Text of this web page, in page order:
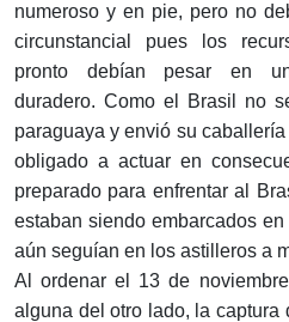
numeroso y en pie, pero no
circunstancial pues los
pronto debían pesar en un
duradero. Como el Brasil no
paraguaya y envió su
obligado a actuar en
preparado para enfrentar al
estaban siendo embarcados
aún seguían en los astilleros a
Al ordenar el 13 de
alguna del otro lado, la